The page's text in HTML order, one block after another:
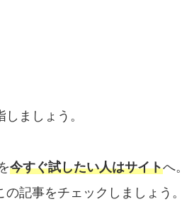
ましょう。
今すぐ試したい人はサイトへ。
記事をチェックしましょう。